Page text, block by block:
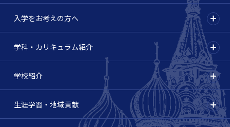
入学をお考えの方へ
学科・カリキュラム紹介
学校紹介
生涯学習・地域貢献